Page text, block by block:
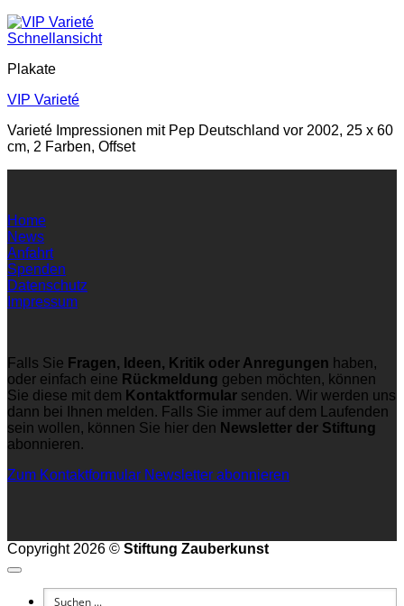
Schnellansicht
Plakate
VIP Varieté
Varieté Impressionen mit Pep Deutschland vor 2002, 25 x 60
cm, 2 Farben, Offset
Home
News
Anfahrt
Spenden
Datenschutz
Impressum
Falls Sie Fragen, Ideen, Kritik oder Anregungen haben,
oder einfach eine Rückmeldung geben möchten, können
Sie diese mit dem Kontaktformular senden. Wir werden uns
dann bei Ihnen melden. Falls Sie immer auf dem Laufenden
sein wollen, können Sie hier den Newsletter der Stiftung
abonnieren.
Zum Kontaktformular Newsletter abonnieren
Copyright 2026 © Stiftung Zauberkunst